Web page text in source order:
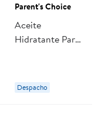
Parent's Choice
Aceite
Hidratante Para
Despacho